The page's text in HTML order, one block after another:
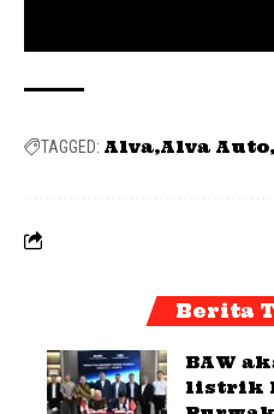
TAGGED: Alva Alva Auto
Berita
BAW
listrik